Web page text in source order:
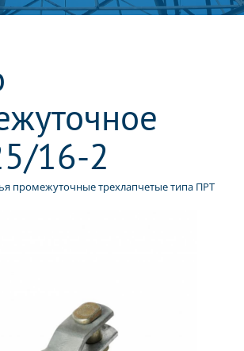
16-2
промежуточные трехлапчетые типа ПРТ